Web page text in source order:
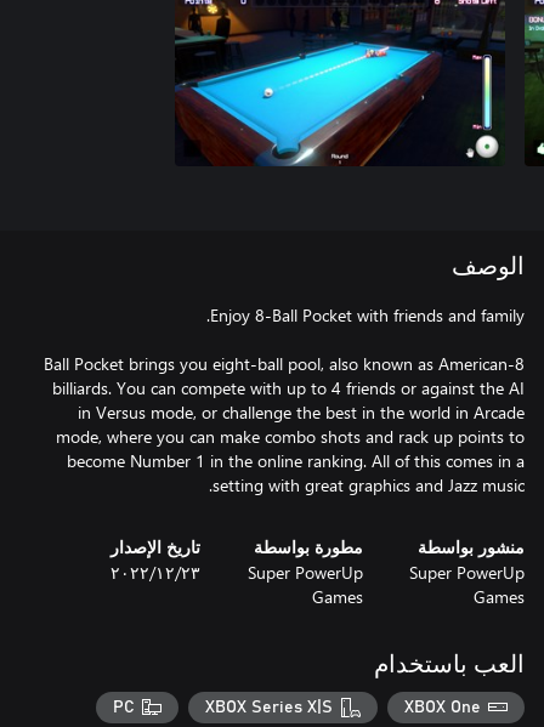
الوصف
8-Ball Pocket brings you eight-ball pool, also known as American
billiards. You can compete with up to 4 friends or against the AI
in Versus mode, or challenge the best in the world in Arcade
mode, where you can make combo shots and rack up points to
become Number 1 in the online ranking. All of this comes in a
setting with great graphics and Jazz music.
منشور بواسطة
Super PowerUp
Games
مطورة بواسطة
Super PowerUp
Games
تاريخ الإصدار
٢٣‏/١٢‏/٢٠٢٢
العب باستخدام
XBOX One
XBOX Series X|S
PC